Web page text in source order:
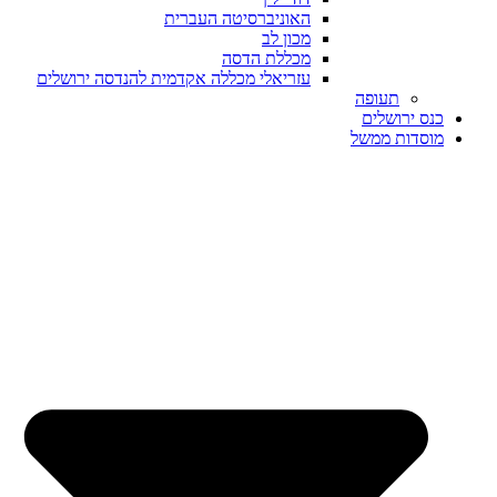
האוניברסיטה העברית
מכון לב
מכללת הדסה
עזריאלי מכללה אקדמית להנדסה ירושלים
תעופה
כנס ירושלים
מוסדות ממשל